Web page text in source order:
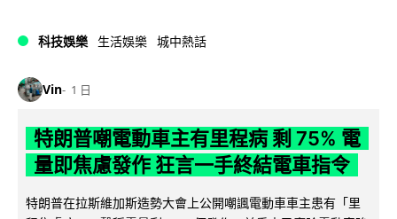
科技娛樂 生活娛樂 城中熱話
Vin 1 日
特朗普嘲電動車主有里程病 剩 75% 電
量即焦慮發作 狂言一手終結電車指令
特朗普在拉斯維加斯造勢大會上公開嘲諷電動車車主患有「里